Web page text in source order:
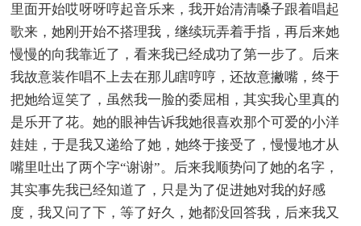
里面开始哎呀呀哼起音乐来，我开始清清嗓子跟着唱起
歌来，她刚开始不搭理我，继续玩弄着手指，再后来她
慢慢的向我靠近了，看来我已经成功了第一步了。后来
我故意装作唱不上去在那儿瞎哼哼，还故意撇嘴，终于
把她给逗笑了，虽然我一脸的委屈相，其实我心里真的
是乐开了花。她的眼神告诉我她很喜欢那个可爱的小洋
娃娃，于是我又递给了她，她终于接受了，慢慢地才从
嘴里吐出了两个字“谢谢”。后来我顺势问了她的名字，
其实事先我已经知道了，只是为了促进她对我的好感
度，我又问了下，等了好久，她都没回答我，后来我又